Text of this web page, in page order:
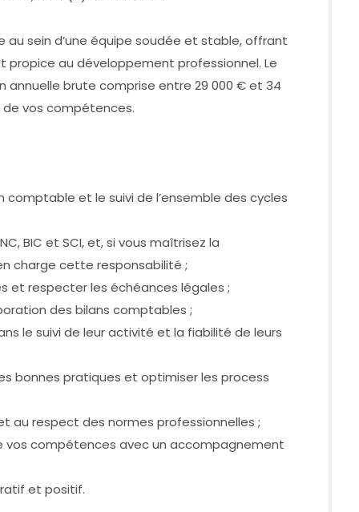
au sein d’une équipe soudée et stable, offrant
au développement professionnel. Le
brute comprise entre 29 000 € et 34
vos compétences.
et le suivi de l’ensemble des cycles
BIC et SCI, et, si vous maîtrisez la
charge cette responsabilité ;
et respecter les échéances légales ;
des bilans comptables ;
le suivi de leur activité et la fiabilité de leurs
bonnes pratiques et optimiser les process
au respect des normes professionnelles ;
compétences avec un accompagnement
et positif.